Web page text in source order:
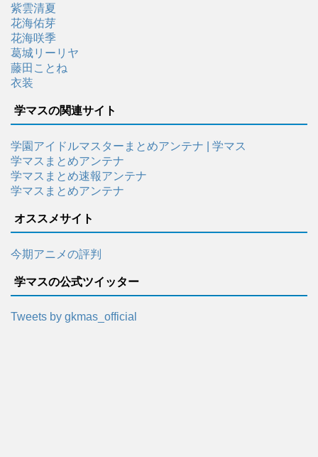
紫雲清夏
花海佑芽
花海咲季
葛城リーリヤ
藤田ことね
衣装
学マスの関連サイト
学園アイドルマスターまとめアンテナ | 学マス
学マスまとめアンテナ
学マスまとめ速報アンテナ
学マスまとめアンテナ
オススメサイト
今期アニメの評判
学マスの公式ツイッター
Tweets by gkmas_official